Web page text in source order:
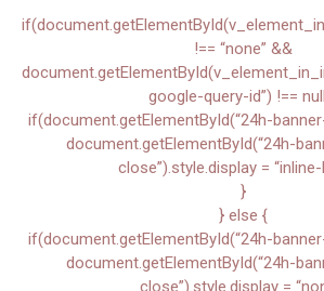
!== “none” &&
google-query-id”) !==
if(document.getElementById(“24h-
document.getElementById(“24h-
close”).style.display = “inline-
}
} else {
if(document.getElementById(“24h-
document.getElementById(“24h-
close”).style.display =